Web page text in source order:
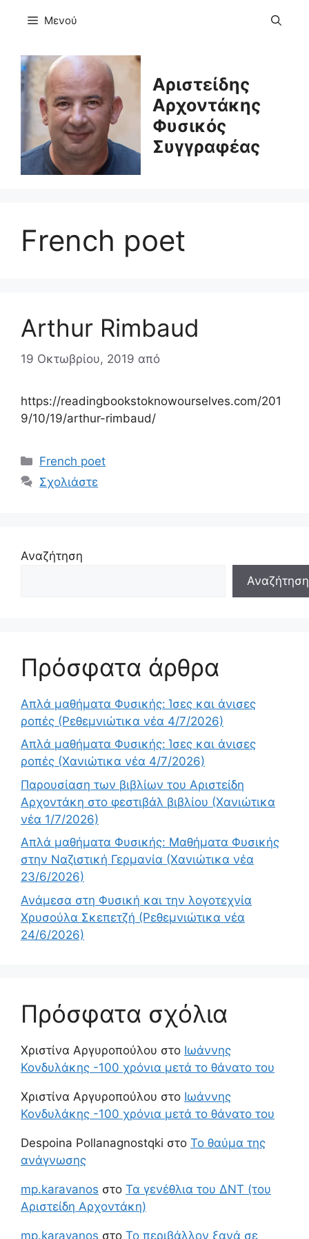
Μενού
Αριστείδης
Αρχοντάκης
Φυσικός
Συγγραφέας
French poet
Arthur Rimbaud
19 Οκτωβρίου, 2019 από
https://readingbookstoknowourselves.com/201
9/10/19/arthur-rimbaud/
Κατηγορίες
French poet
Σχολιάστε
Αναζήτηση
Αναζήτηση
Πρόσφατα άρθρα
Απλά μαθήματα Φυσικής: Ίσες και άνισες
ροπές (Ρεθεμνιώτικα νέα 4/7/2026)
Απλά μαθήματα Φυσικής: Ίσες και άνισες
ροπές (Χανιώτικα νέα 4/7/2026)
Παρουσίαση των βιβλίων του Αριστείδη
Αρχοντάκη στο φεστιβάλ βιβλίου (Χανιώτικα
νέα 1/7/2026)
Απλά μαθήματα Φυσικής: Μαθήματα Φυσικής
στην Ναζιστική Γερμανία (Χανιώτικα νέα
23/6/2026)
Ανάμεσα στη Φυσική και την λογοτεχνία
Χρυσούλα Σκεπετζή (Ρεθεμνιώτικα νέα
24/6/2026)
Πρόσφατα σχόλια
Χριστίνα Αργυροπούλου στο Ιωάννης
Κονδυλάκης -100 χρόνια μετά το θάνατο του
Χριστίνα Αργυροπούλου στο Ιωάννης
Κονδυλάκης -100 χρόνια μετά το θάνατο του
Despoina Pollanagnostqki στο Το θαύμα της
ανάγνωσης
mp.karavanos στο Τα γενέθλια του ΔΝΤ (του
Αριστείδη Αρχοντάκη)
mp.karavanos στο Το περιβάλλον ξανά σε